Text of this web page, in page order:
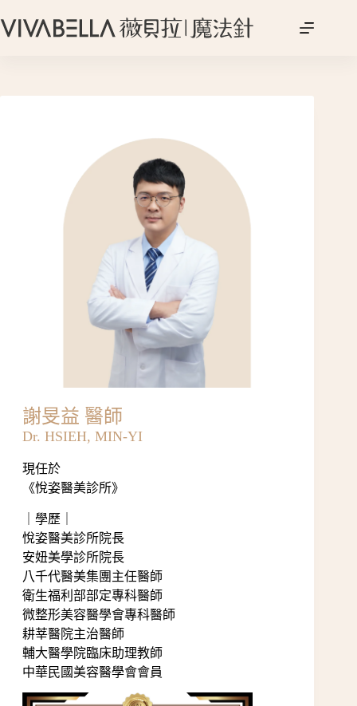
至
謝旻益 醫師
Dr. HSIEH, MIN-YI
現任於
《悅姿醫美診所》
｜學歷​｜
悅姿醫美診所院長
安妞美學診所院長
八千代醫美集團主任醫師
衛生福利部部定專科醫師
微整形美容醫學會專科醫師
耕莘醫院主治醫師
輔大醫學院臨床助理教師
中華民國美容醫學會會員